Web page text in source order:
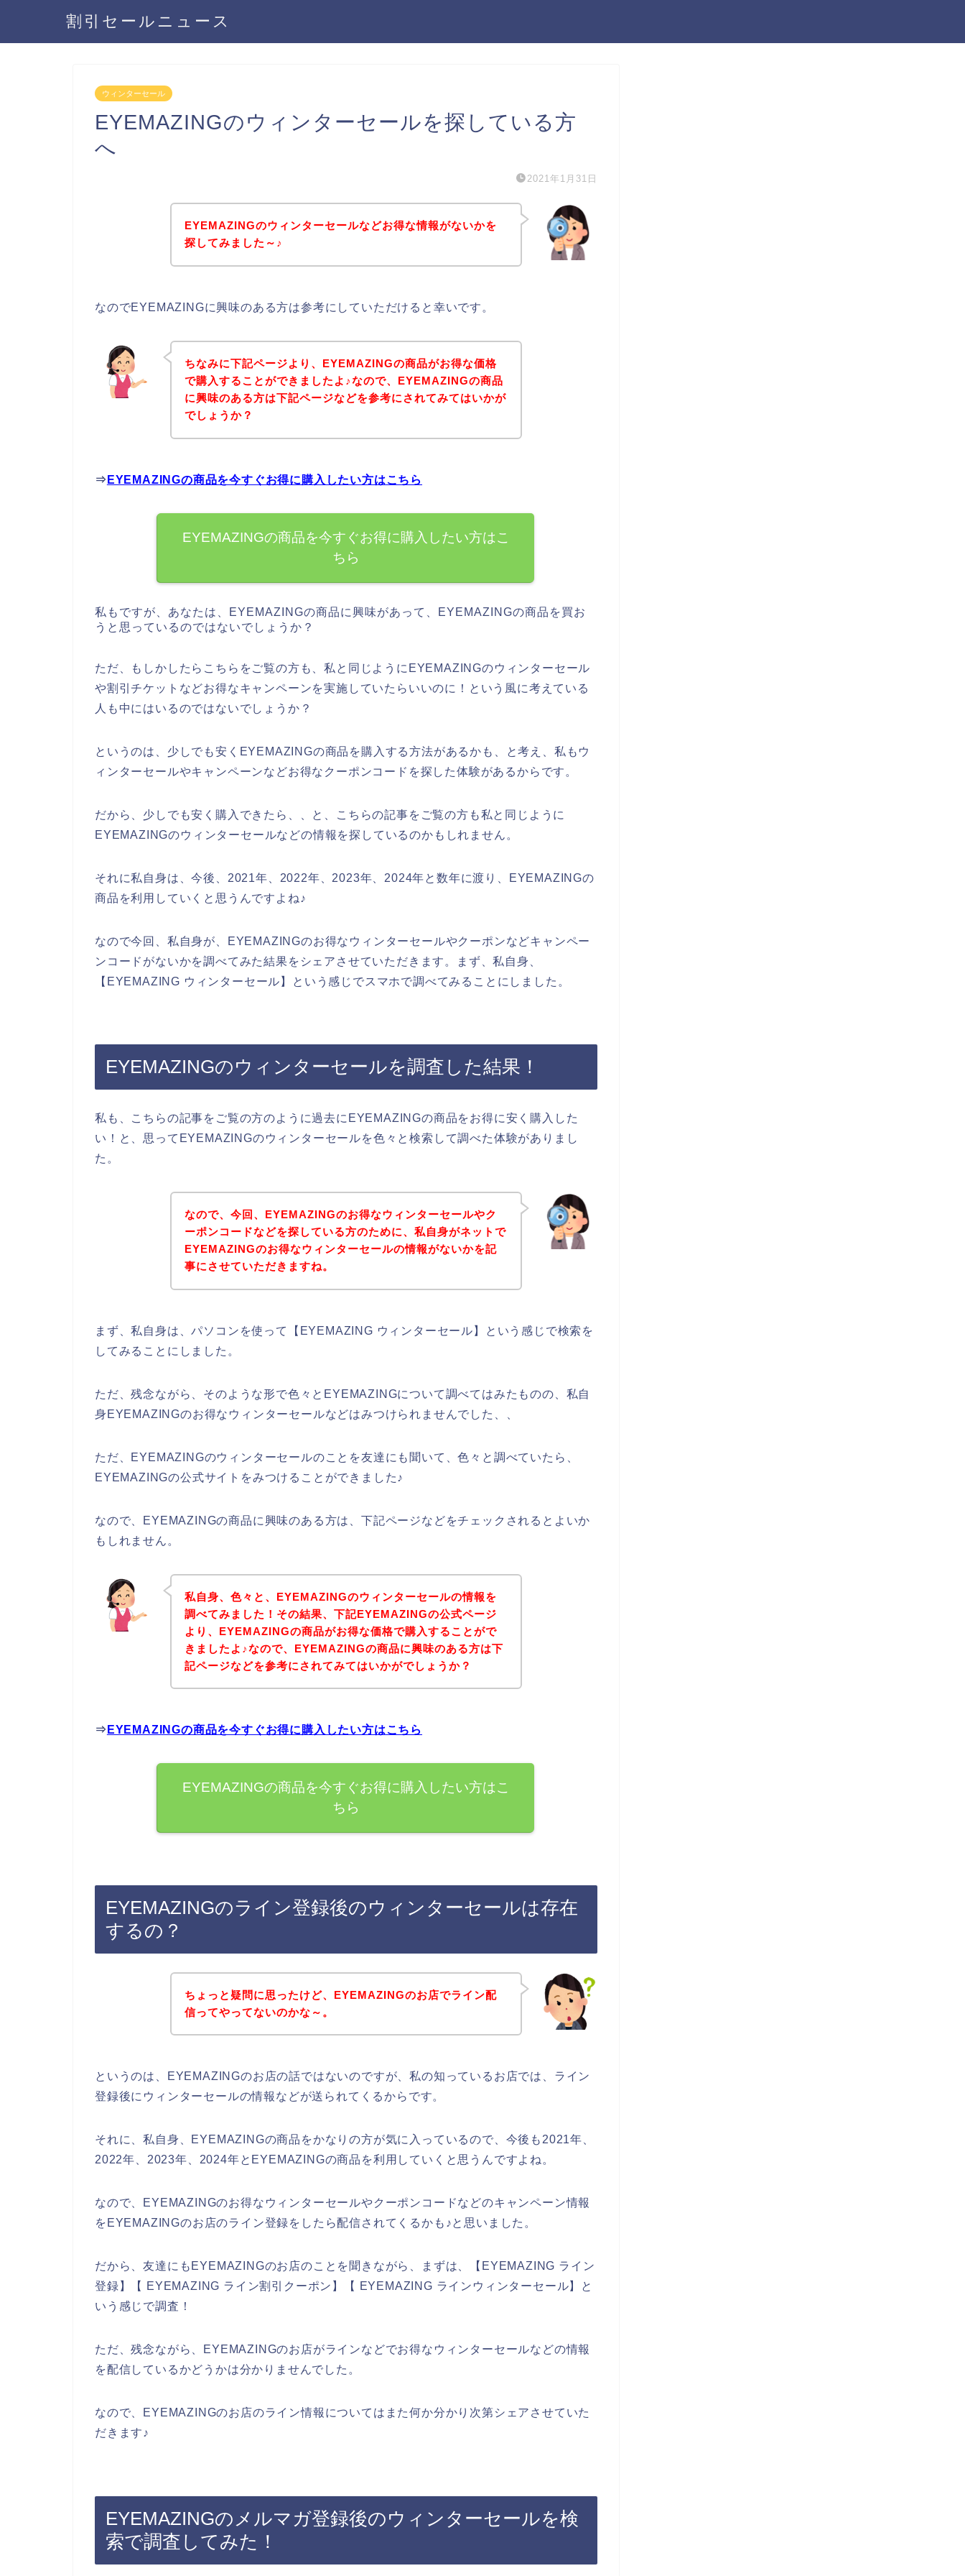
割引セールニュース
ウィンターセール
EYEMAZINGのウィンターセールを探している方
へ
2021年1月31日
EYEMAZINGのウィンターセールなどお得な情報がないかを
探してみました～♪
なのでEYEMAZINGに興味のある方は参考にしていただけると幸いです。
ちなみに下記ページより、EYEMAZINGの商品がお得な価格
で購入することができましたよ♪なので、EYEMAZINGの商品
に興味のある方は下記ページなどを参考にされてみてはいかが
でしょうか？
⇒ EYEMAZINGの商品を今すぐお得に購入したい方はこちら
EYEMAZINGの商品を今すぐお得に購入したい方はこ
ちら
私もですが、あなたは、EYEMAZINGの商品に興味があって、EYEMAZINGの商品を買お
うと思っているのではないでしょうか？
ただ、もしかしたらこちらをご覧の方も、私と同じようにEYEMAZINGのウィンターセール
や割引チケットなどお得なキャンペーンを実施していたらいいのに！という風に考えている
人も中にはいるのではないでしょうか？
というのは、少しでも安くEYEMAZINGの商品を購入する方法があるかも、と考え、私もウ
ィンターセールやキャンペーンなどお得なクーポンコードを探した体験があるからです。
だから、少しでも安く購入できたら、、と、こちらの記事をご覧の方も私と同じように
EYEMAZINGのウィンターセールなどの情報を探しているのかもしれません。
それに私自身は、今後、2021年、2022年、2023年、2024年と数年に渡り、EYEMAZINGの
商品を利用していくと思うんですよね♪
なので今回、私自身が、EYEMAZINGのお得なウィンターセールやクーポンなどキャンペー
ンコードがないかを調べてみた結果をシェアさせていただきます。まず、私自身、
【EYEMAZING ウィンターセール】という感じでスマホで調べてみることにしました。
EYEMAZINGのウィンターセールを調査した結果！
私も、こちらの記事をご覧の方のように過去にEYEMAZINGの商品をお得に安く購入した
い！と、思ってEYEMAZINGのウィンターセールを色々と検索して調べた体験がありまし
た。
なので、今回、EYEMAZINGのお得なウィンターセールやク
ーポンコードなどを探している方のために、私自身がネットで
EYEMAZINGのお得なウィンターセールの情報がないかを記
事にさせていただきますね。
まず、私自身は、パソコンを使って【EYEMAZING ウィンターセール】という感じで検索を
してみることにしました。
ただ、残念ながら、そのような形で色々とEYEMAZINGについて調べてはみたものの、私自
身EYEMAZINGのお得なウィンターセールなどはみつけられませんでした、、
ただ、EYEMAZINGのウィンターセールのことを友達にも聞いて、色々と調べていたら、
EYEMAZINGの公式サイトをみつけることができました♪
なので、EYEMAZINGの商品に興味のある方は、下記ページなどをチェックされるとよいか
もしれません。
私自身、色々と、EYEMAZINGのウィンターセールの情報を
調べてみました！その結果、下記EYEMAZINGの公式ページ
より、EYEMAZINGの商品がお得な価格で購入することがで
きましたよ♪なので、EYEMAZINGの商品に興味のある方は下
記ページなどを参考にされてみてはいかがでしょうか？
⇒ EYEMAZINGの商品を今すぐお得に購入したい方はこちら
EYEMAZINGの商品を今すぐお得に購入したい方はこ
ちら
EYEMAZINGのライン登録後のウィンターセールは存在
するの？
ちょっと疑問に思ったけど、EYEMAZINGのお店でライン配
信ってやってないのかな～。
というのは、EYEMAZINGのお店の話ではないのですが、私の知っているお店では、ライン
登録後にウィンターセールの情報などが送られてくるからです。
それに、私自身、EYEMAZINGの商品をかなりの方が気に入っているので、今後も2021年、
2022年、2023年、2024年とEYEMAZINGの商品を利用していくと思うんですよね。
なので、EYEMAZINGのお得なウィンターセールやクーポンコードなどのキャンペーン情報
をEYEMAZINGのお店のライン登録をしたら配信されてくるかも♪と思いました。
だから、友達にもEYEMAZINGのお店のことを聞きながら、まずは、【EYEMAZING ライン
登録】【 EYEMAZING ライン割引クーポン】【 EYEMAZING ラインウィンターセール】と
いう感じで調査！
ただ、残念ながら、EYEMAZINGのお店がラインなどでお得なウィンターセールなどの情報
を配信しているかどうかは分かりませんでした。
なので、EYEMAZINGのお店のライン情報についてはまた何か分かり次第シェアさせていた
だきます♪
EYEMAZINGのメルマガ登録後のウィンターセールを検
索で調査してみた！